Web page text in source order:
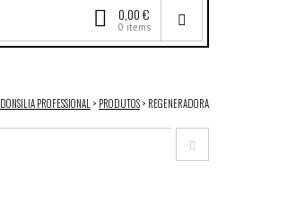
0,00 €
0 items
DONSILIA PROFESSIONAL > PRODUTOS> REGENERADORA